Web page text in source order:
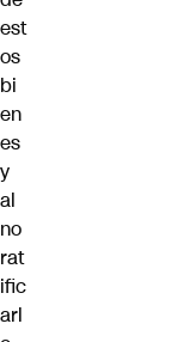
est
os
bi
en
es
y
al
no
rat
ific
arl